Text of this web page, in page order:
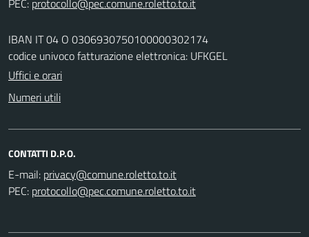
PEC:
IBAN IT 04 O 0306930750100000302174
codice univoco fatturazione elettronica: UFKGEL
Uffici e orari
Numeri utili
CONTATTI D.P.O.
E-mail:
PEC: